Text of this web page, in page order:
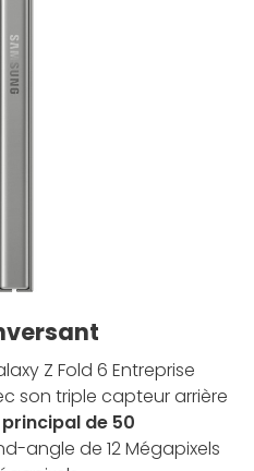
Z Fold 6 Entreprise
son triple capteur arrière
de 50
angle de 12 Mégapixels